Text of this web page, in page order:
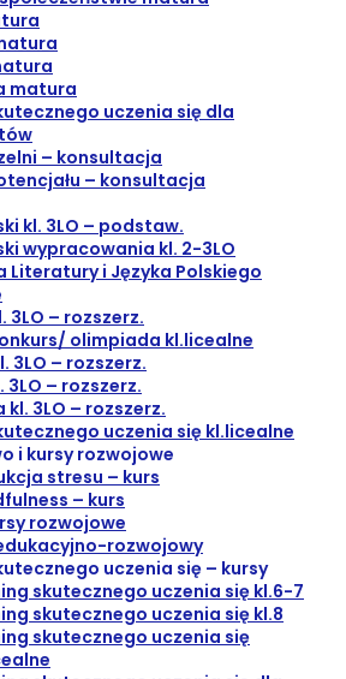
matura
uczenia się dla
– konsultacja
– konsultacja
kl. 3LO – podstaw.
wypracowania kl. 2-3LO
Literatury i Języka Polskiego
3LO – rozszerz.
olimpiada kl.licealne
3LO – rozszerz.
3LO – rozszerz.
3LO – rozszerz.
uczenia się kl.licealne
i kursy rozwojowe
stresu – kurs
– kurs
rozwojowe
rozwojowy
uczenia się – kursy
skutecznego uczenia się kl.6-7
skutecznego uczenia się kl.8
skutecznego uczenia się